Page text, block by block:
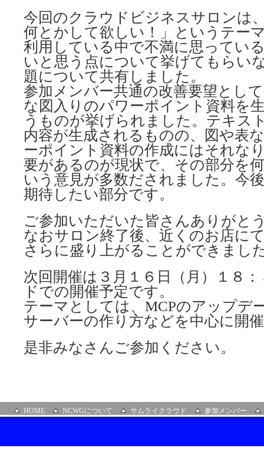
今回のクラウドビジネスサロンは
何とかして欲しい！」というテー
利用している中で不満に思ってい
いと思う点について挙げてもらい
題について共有しました。
参加メンバー共通の改善要望とし
な図入りのパワーポイント資料を
うものが挙げられました。テキス
内容が生成されるものの、図や表
ーポイント資料の作成にはそれな
要があるのが現状で、その部分を
いう意見が多数だされました。今
期待したい部分です。
ご参加いただいた皆さんありがと
なおサロン終了後、近くのお店に
さらに盛り上がることができまし
次回開催は３月１６日（月）１８
ドでの開催予定です。
テーマとしては、MCPのアップデ
サーバーの作り方などを中心に開
是非みなさんご参加ください。
HOME NCWGについて サムライクラウド 参加メンバー